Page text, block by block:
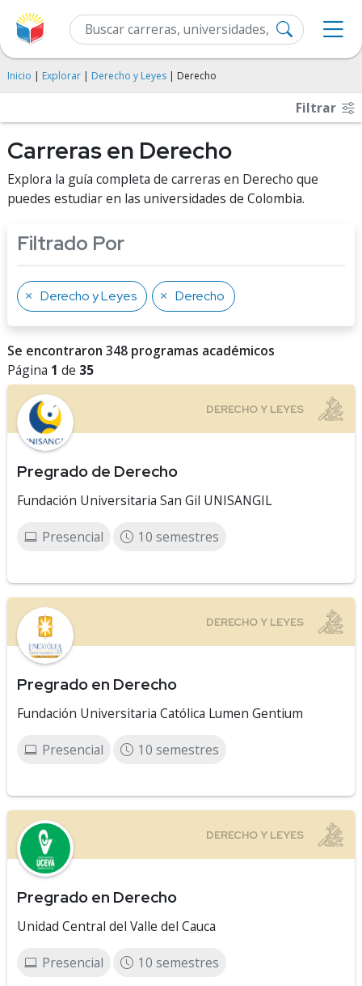
Inicio | Explorar | Derecho y Leyes | Derecho
Filtrar
Carreras en Derecho
Explora la guía completa de carreras en Derecho que
puedes estudiar en las universidades de Colombia.
Filtrado Por
Derecho y Leyes Derecho
Se encontraron 348 programas académicos
Página 1 de 35
Pregrado de Derecho
Fundación Universitaria San Gil UNISANGIL
Presencial 10 semestres
Pregrado en Derecho
Fundación Universitaria Católica Lumen Gentium
Presencial 10 semestres
Pregrado en Derecho
Unidad Central del Valle del Cauca
Presencial 10 semestres